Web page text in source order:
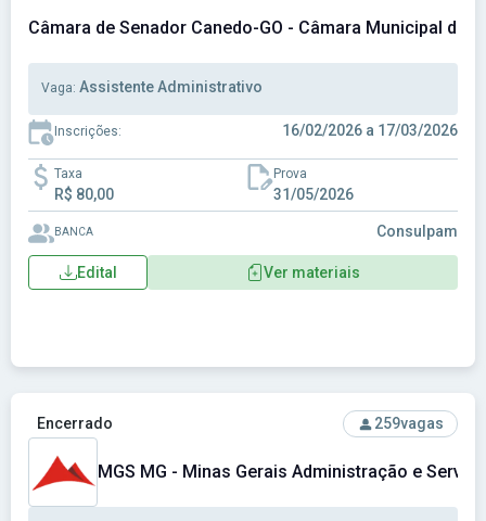
Câmara de Senador Canedo-GO - Câmara Municipal de
Vaga: Assistente Administrativo
Inscrições: 16/02/2026 a 17/03/2026
Taxa
R$ 80,00
Prova
31/05/2026
BANCA Consulpam
Edital Ver materiais
Ver concurso: MGS MG - Minas Gerais Administração e
Encerrado 259vagas
MGS MG - Minas Gerais Administração e